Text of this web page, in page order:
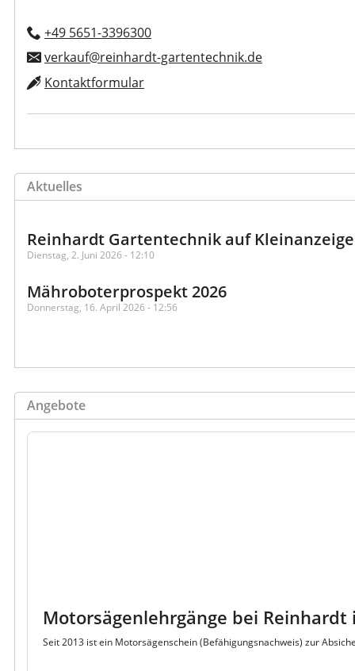
+49 5651-3396300
verkauf@reinhardt-gartentechnik.de
Kontaktformular
Aktuelles
Reinhardt Gartentechnik auf
Dienstag, 2. Juni 2026 - 12:10
Mähroboterprospekt 2026
Donnerstag, 16. April 2026 - 12:56
Angebote
Motorsägenlehrgänge bei Reinhardt
Seit 2013 ist ein Motorsägenschein (Befähigungsnachweis) zur